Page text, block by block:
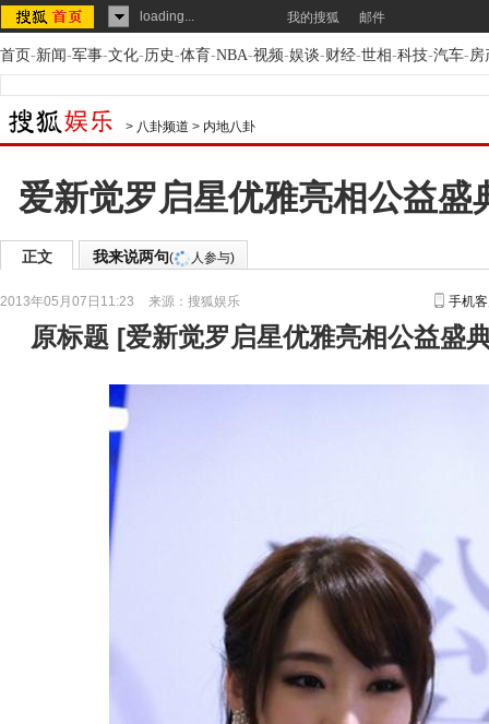
loading... 我的搜狐 邮件
首页-新闻-军事-文化-历史-体育-NBA-视频-娱谈-财经-世相-科技-汽车-房
> 八卦频道 > 内地八卦
爱新觉罗启星优雅亮相公益盛
正文 我来说两句( 人参与)
2013年05月07日11:23 来源： 搜狐娱乐 手机
原标题 [爱新觉罗启星优雅亮相公益盛